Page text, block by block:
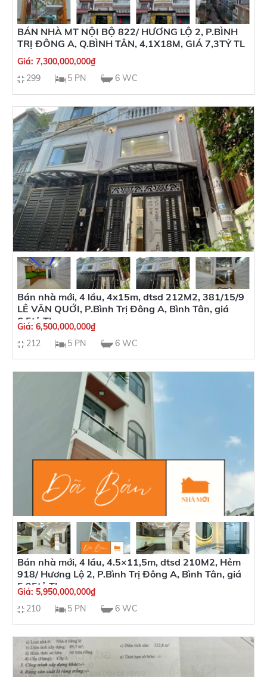
BÁN NHÀ MT NỘI BỘ 822/ HƯƠNG LỘ 2, P.BÌNH
TRỊ ĐÔNG A, Q.BÌNH TÂN, 4,1X18M, GIÁ 7,3TỶ TL
Giá: 7,300,000,000₫
299
5 PN 6 WC
Bán nhà mới, 4 lầu, 4x15m, dtsd 212M2, 381/15/9
LÊ VĂN QUỚI, P.Bình Trị Đông A, Bình Tân, giá
6,5tỷ TL
Giá: 6,500,000,000₫
212
5 PN 6 WC
Bán nhà mới, 4 lầu, 4.5×11,5m, dtsd 210M2, Hẻm
918/ Hương Lộ 2, P.Bình Trị Đông A, Bình Tân, giá
5,95tỷ TL
Giá: 5,950,000,000₫
210
5 PN 6 WC